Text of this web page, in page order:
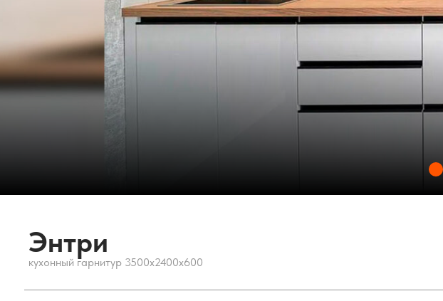
Энтри
• Фасады МДФ, корпус толщиной 18 мм,
• Каркас ЛДСП
• Сушка для посуды двухуровневая
кухонный гарнитур 3500х2400х600